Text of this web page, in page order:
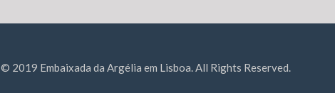
© 2019 Embaixada da Argélia em Lisboa. All Rights Reserved.